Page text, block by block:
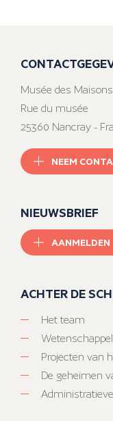
Musée des
Rue du musée
25360 Nancray -
NEEM
NIEUWSBRIEF
AANMELDEN
ACHTER DE
Het team
Projecten van
De geheimen